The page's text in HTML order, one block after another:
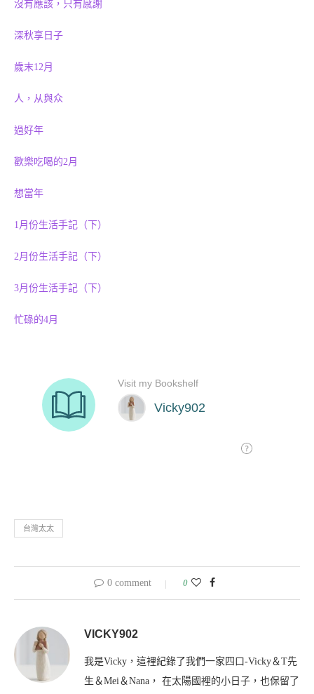
沒有應該，只有感謝
深秋享日子
歲末12月
人，从與众
過好年
歡樂吃喝的2月
想當年
1月份生活手記（下）
2月份生活手記（下）
3月份生活手記（下）
忙碌的4月
台灣太太
0 comment 0
VICKY902
我是Vicky，這裡紀錄了我們一家四口-Vicky＆T先
生＆Mei＆Nana， 在太陽國裡的小日子，也保留了